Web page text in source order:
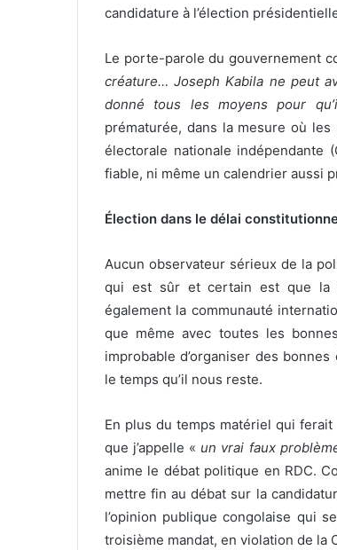
candidature à l’élection
Le porte-parole du gouvernement
créature… Joseph Kabila ne peut
donné tous les moyens pour
prématurée, dans la mesure où
électorale nationale indépendante
fiable, ni même un calendrier aussi
Élection dans le délai
Aucun observateur sérieux de la
qui est sûr et certain est que la
également la communauté
que même avec toutes les
improbable d’organiser des
le temps qu’il nous reste.
En plus du temps matériel qui
que j’appelle « un vrai faux
anime le débat politique en RDC.
mettre fin au débat sur la
l’opinion publique congolaise qui
troisième mandat, en violation de la